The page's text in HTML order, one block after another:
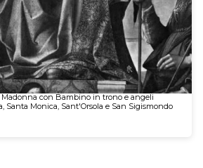
con Bambino in trono e angeli
Santa Monica, Sant'Orsola e San Sigismondo